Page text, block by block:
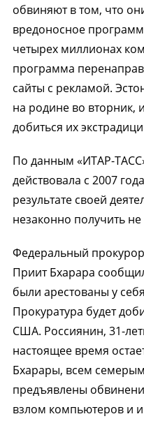
обвиняют в том, что
вредоносное
четырех миллионах
программа
сайты с рекламой.
на родине во
добиться их
По данным «ИТАР-
действовала с 2007
результате своей
незаконно получить
Федеральный
Приит Бхарара
были арестованы у
Прокуратура будет
США. Россиянин, 31-
настоящее время
Бхарары, всем
предъявлены
взлом компьютеров и